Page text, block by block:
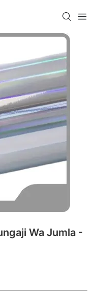
Wa Jumla -